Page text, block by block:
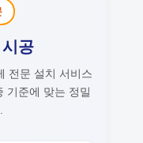
공
전문 설치 서비스
기준에 맞는 정밀